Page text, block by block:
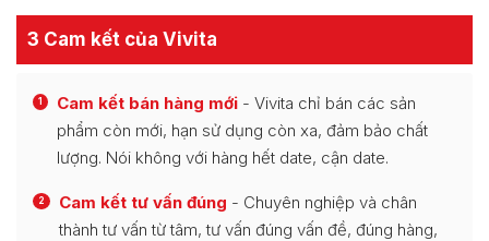
3 Cam kết của Vivita
1 Cam kết bán hàng mới - Vivita chỉ bán các sản
phẩm còn mới, hạn sử dụng còn xa, đảm bảo chất
lượng. Nói không với hàng hết date, cận date.
2 Cam kết tư vấn đúng - Chuyên nghiệp và chân
thành tư vấn từ tâm, tư vấn đúng vấn đề, đúng hàng,